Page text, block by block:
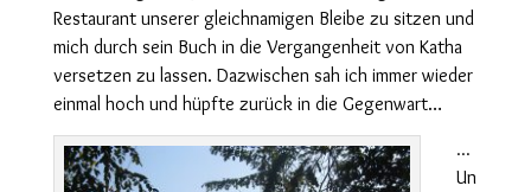
Restaurant unserer gleichnamigen Bleibe zu sitzen und
mich durch sein Buch in die Vergangenheit von Katha
versetzen zu lassen. Dazwischen sah ich immer wieder
einmal hoch und hüpfte zurück in die Gegenwart…
…
Un